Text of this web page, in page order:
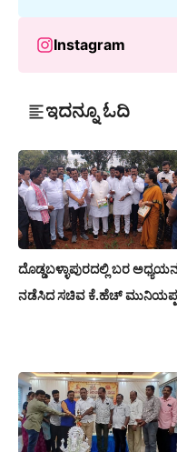
Instagram
ಇದನ್ನೂ ಓದಿ
ದೊಡ್ಡಬಳ್ಳಾಪುರದಲ್ಲಿ ಬರ
ನಡೆಸಿದ ಸಚಿವ ಕೆ.ಹೆಚ್ ಮುನಿಯಪ್ಪ